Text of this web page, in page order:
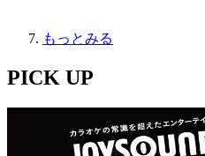
もっとみる
PICK UP